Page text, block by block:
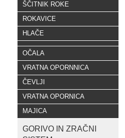
ŠČITNIK ROKE
ROKAVICE
HLAČE
OČALA
VRATNA OPORNNICA
ČEVLJI
VRATNA OPORNICA
MAJICA
GORIVO IN ZRAČNI